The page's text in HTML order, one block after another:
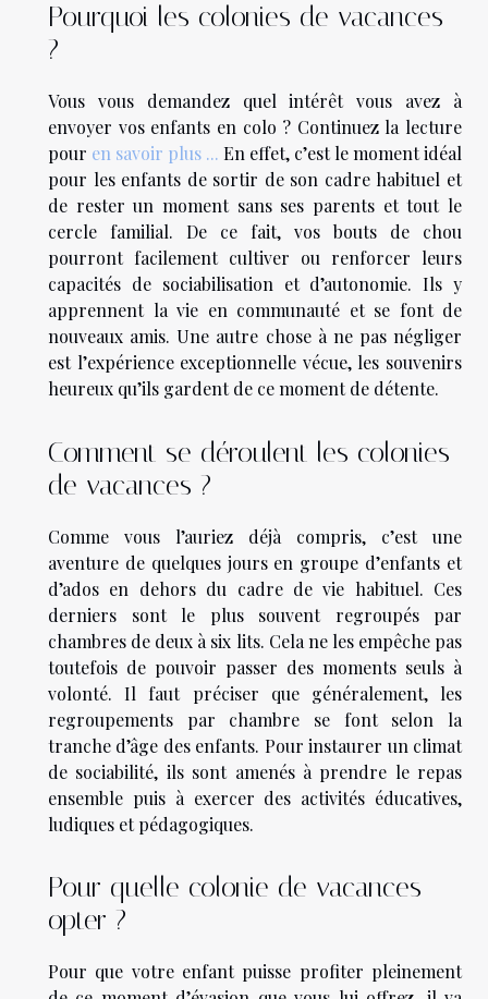
Pourquoi les colonies de vacances
?
Vous vous demandez quel intérêt vous avez à
envoyer vos enfants en colo ? Continuez la lecture
pour en savoir plus ... En effet, c’est le moment idéal
pour les enfants de sortir de son cadre habituel et
de rester un moment sans ses parents et tout le
cercle familial. De ce fait, vos bouts de chou
pourront facilement cultiver ou renforcer leurs
capacités de sociabilisation et d’autonomie. Ils y
apprennent la vie en communauté et se font de
nouveaux amis. Une autre chose à ne pas négliger
est l’expérience exceptionnelle vécue, les souvenirs
heureux qu’ils gardent de ce moment de détente.
Comment se déroulent les colonies
de vacances ?
Comme vous l’auriez déjà compris, c’est une
aventure de quelques jours en groupe d’enfants et
d’ados en dehors du cadre de vie habituel. Ces
derniers sont le plus souvent regroupés par
chambres de deux à six lits. Cela ne les empêche pas
toutefois de pouvoir passer des moments seuls à
volonté. Il faut préciser que généralement, les
regroupements par chambre se font selon la
tranche d’âge des enfants. Pour instaurer un climat
de sociabilité, ils sont amenés à prendre le repas
ensemble puis à exercer des activités éducatives,
ludiques et pédagogiques.
Pour quelle colonie de vacances
opter ?
Pour que votre enfant puisse profiter pleinement